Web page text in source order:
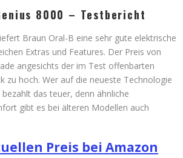
8000 – Testbericht
Braun Oral-B eine sehr gute elektrische
Extras und Features. Der Preis von
angesichts der im Test offenbarten
zu hoch. Wer auf die neueste Technologie
das teuer, denn ähnliche
gibt es bei älteren Modellen auch
Preis bei Amazon